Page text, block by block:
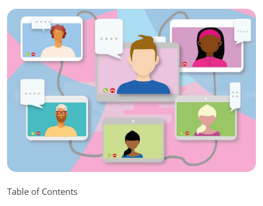
Table of Contents